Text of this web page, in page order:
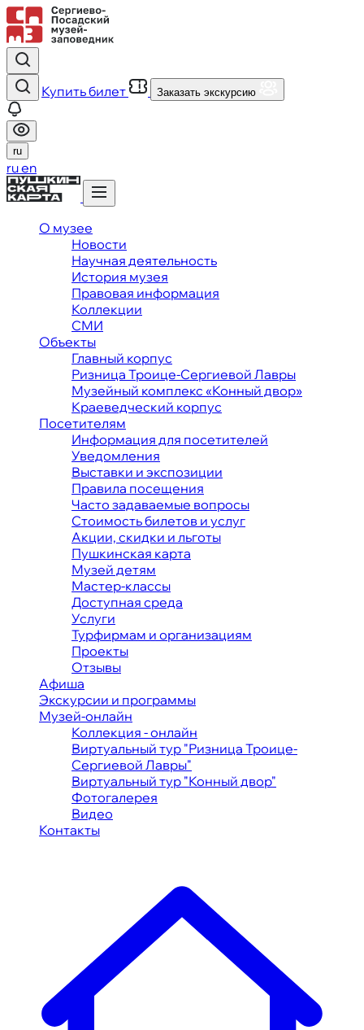
Купить билет Заказать экскурсию
ru
ruen
О музее
Новости
Научная деятельность
История музея
Правовая информация
Коллекции
СМИ
Объекты
Главный корпус
Ризница Троице-Сергиевой Лавры
Музейный комплекс «Конный двор»
Краеведческий корпус
Посетителям
Информация для посетителей
Уведомления
Выставки и экспозиции
Правила посещения
Часто задаваемые вопросы
Стоимость билетов и услуг
Акции, скидки и льготы
Пушкинская карта
Музей детям
Мастер-классы
Доступная среда
Услуги
Турфирмам и организациям
Проекты
Отзывы
Афиша
Экскурсии и программы
Музей-онлайн
Коллекция - онлайн
Виртуальный тур "Ризница Троице-
Сергиевой Лавры"
Виртуальный тур "Конный двор"
Фотогалерея
Видео
Контакты